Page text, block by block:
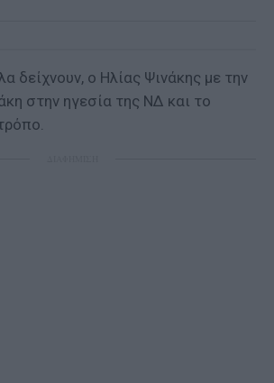
δείχνουν, ο Ηλίας Ψινάκης με την
στην ηγεσία της ΝΔ και το